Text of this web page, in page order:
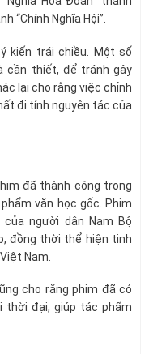
“Chính Nghĩa Hội”.
kiến trái chiều. Một số
cần thiết, để tránh gây
lại cho rằng việc chỉnh
đi tính nguyên tác của
đã thành công trong
văn học gốc. Phim
người dân Nam Bộ
đồng thời thể hiện tinh
Nam.
cho rằng phim đã có
thời đại, giúp tác phẩm